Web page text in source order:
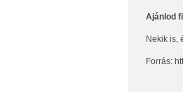
Ajánlod
Nekik is,
Forrás: